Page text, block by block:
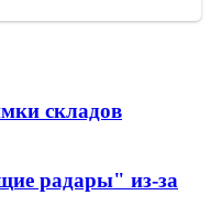
складов
радары" из-за